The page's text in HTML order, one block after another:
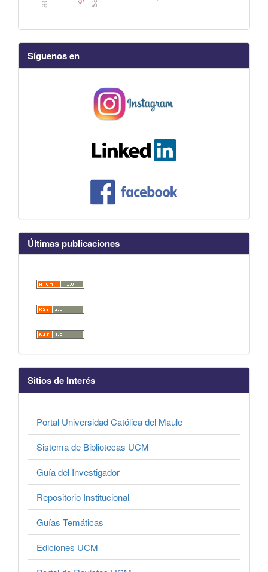
Síguenos en
Últimas publicaciones
Sitios de Interés
Portal Universidad Católica del Maule
Sistema de Bibliotecas UCM
Guía del Investigador
Repositorio Institucional
Guías Temáticas
Ediciones UCM